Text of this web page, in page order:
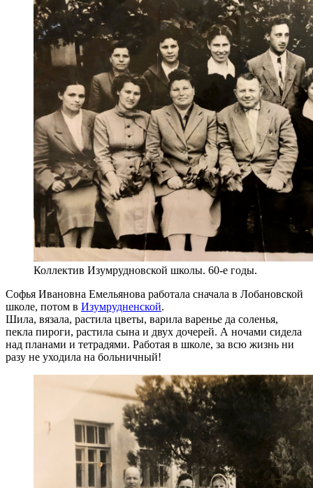
Коллектив Изумрудновской школы. 60-е годы.
Софья Ивановна Емельянова работала сначала в Лобановской
школе, потом в Изумрудненской.
Шила, вязала, растила цветы, варила варенье да соленья,
пекла пироги, растила сына и двух дочерей. А ночами сидела
над планами и тетрадями. Работая в школе, за всю жизнь ни
разу не уходила на больничный!